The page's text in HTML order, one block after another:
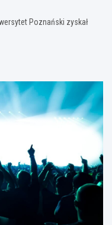
Poznański zyskał